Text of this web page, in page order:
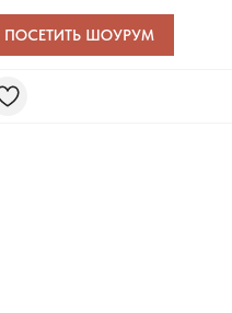
ПОСЕТИТЬ ШОУРУМ